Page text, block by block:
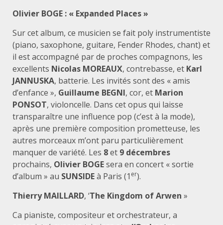
Olivier BOGE : « Expanded Places »
Sur cet album, ce musicien se fait poly instrumentiste
(piano, saxophone, guitare, Fender Rhodes, chant) et
il est accompagné par de proches compagnons, les
excellents Nicolas MOREAUX, contrebasse, et Karl
JANNUSKA, batterie. Les invités sont des « amis
d’enfance », Guillaume BEGNI, cor, et Marion
PONSOT, violoncelle. Dans cet opus qui laisse
transparaître une influence pop (c’est à la mode),
après une première composition prometteuse, les
autres morceaux m’ont paru particulièrement
manquer de variété. Les 8et 9 décembres
prochains, Olivier BOGEsera en concert « sortie
d’album » au SUNSIDEà Paris (1 er).
Thierry MAILLARD, ‘The Kingdom of Arwen »
Ca pianiste, compositeur et orchestrateur, a